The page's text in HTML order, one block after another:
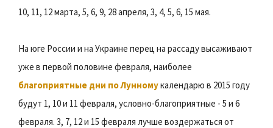
10, 11, 12 марта, 5, 6, 9, 28 апреля, 3, 4, 5, 6, 15 мая.
На юге России и на Украине перец на рассаду высаживают
уже в первой половине февраля, наиболее
благоприятные дни по Лунномукалендарю в 2015 году
будут 1, 10 и 11 февраля, условно-благоприятные - 5 и 6
февраля. 3, 7, 12 и 15 февраля лучше воздержаться от